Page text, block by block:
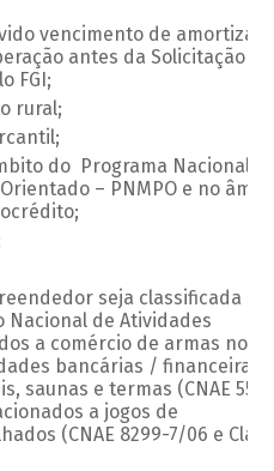
vencimento de
antes da Solicitação de
FGI;
rural;
do Programa Nacional
– PNMPO e no
seja classificada
Nacional de Atividades
a comércio de armas no
bancárias / financeiras
saunas e termas (CNAE
a jogos de
(CNAE 8299-7/06 e